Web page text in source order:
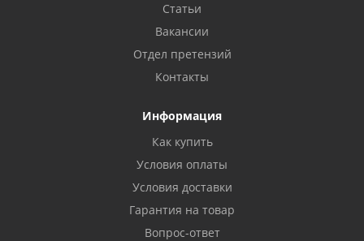
Статьи
Вакансии
Отдел претензий
Контакты
Информация
Как купить
Условия оплаты
Условия доставки
Гарантия на товар
Вопрос-ответ